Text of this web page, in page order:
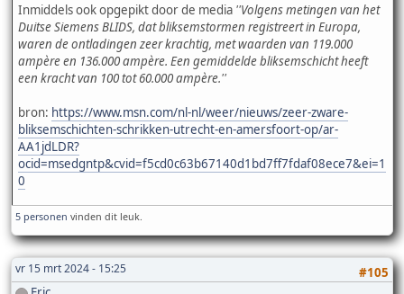
Inmiddels ook opgepikt door de media ''Volgens metingen van het
Duitse Siemens BLIDS, dat bliksemstormen registreert in Europa,
waren de ontladingen zeer krachtig, met waarden van 119.000
ampère en 136.000 ampère. Een gemiddelde bliksemschicht heeft
een kracht van 100 tot 60.000 ampère.''
bron: https://www.msn.com/nl-nl/weer/nieuws/zeer-zware-
bliksemschichten-schrikken-utrecht-en-amersfoort-op/ar-
AA1jdLDR?
ocid=msedgntp&cvid=f5cd0c63b67140d1bd7ff7fdaf08ece7&ei=1
0
5 personen vinden dit leuk.
vr 15 mrt 2024 - 15:25
#105